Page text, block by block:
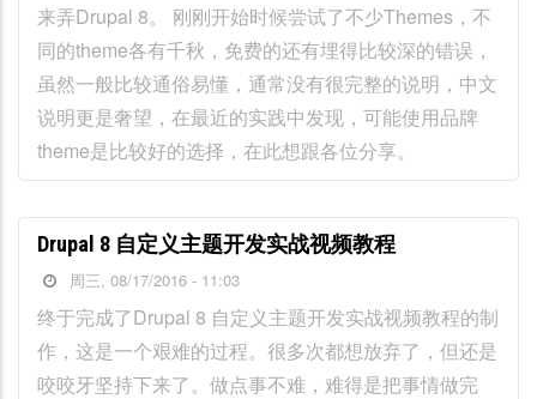
来弄Drupal 8。 刚刚开始时候尝试了不少Themes，不
同的theme各有千秋，免费的还有埋得比较深的错误，
虽然一般比较通俗易懂，通常没有很完整的说明，中文
说明更是奢望，在最近的实践中发现，可能使用品牌
theme是比较好的选择，在此想跟各位分享。
Drupal 8 自定义主题开发实战视频教程
周三, 08/17/2016 - 11:03
终于完成了Drupal 8 自定义主题开发实战视频教程的制
作，这是一个艰难的过程。很多次都想放弃了，但还是
咬咬牙坚持下来了。做点事不难，难得是把事情做完